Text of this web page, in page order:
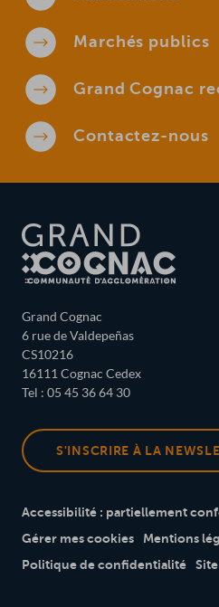
Marchés publics
Grand Cognac
Contactez-nous
Grand Cognac
6 rue de Valdepeñas
CS10216
16111 Cognac Cedex
Tel : 05 45 36 64 30
S'INSCRIRE À LA
Accessibilité : partiellement
Gérer mes cookies
Mentions
Politique de confidentialité